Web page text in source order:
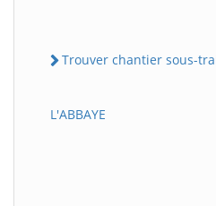
Trouver chantier sous-
L'ABBAYE